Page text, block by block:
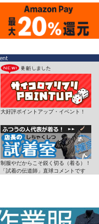
大好評ポイントアップ・イベント！
制服やだからこそ鋭く切る（着る）！
「試着の伝道師」直球コメントです